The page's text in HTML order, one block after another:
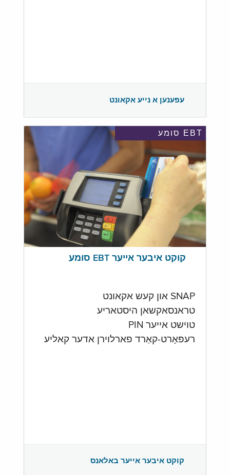
עפענען א נייע אקאונט
EBT סומע
קוקט איבער אייער EBT סומע
SNAP און קעש אקאונט
טראנסאקשאן היסטאריע
טוישט אייער PIN
רעפּאָרט-קאַרד פארלוירן אדער קאליע
קוקט איבער אייער באלאנס